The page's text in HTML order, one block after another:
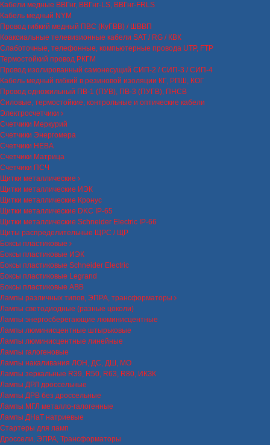
Кабели медные ВВГнг, ВВГнг-LS, ВВГнг-FRLS
Кабель медный NYM
Провод гибкий медный ПВС (КуГВВ) / ШВВП
Коаксиальные телевизионные кабели SAT / RG / КВК
Слаботочные, телефонные, компьютерные провода UTP, FTP
Термостойкий провод РКГМ
Провод изолированный самонесущий СИП-2 / СИП-3 / СИП-4
Кабель медный гибкий в резиновой изоляции КГ, РПШ, КОГ
Провод одножильный ПВ-1 (ПУВ), ПВ-3 (ПУГВ), ПНСВ
Силовые, термостойкие, контрольные и оптические кабели
Электросчетчики
Счетчики Меркурий
Счетчики Энергомера
Счетчики НЕВА
Счетчики Матрица
Счетчики ПСЧ
Щитки металлические
Щитки металлические ИЭК
Щитки металлические Кронус
Щитки металлические DKC IP-65
Щитки металлические Schneider Electric IP-66
Щиты распределительные ЩРС / ЩР
Боксы пластиковые
Боксы пластиковые ИЭК
Боксы пластиковые Schneider Electric
Боксы пластиковые Legrand
Боксы пластиковые ABB
Лампы различных типов, ЭПРА, трансформаторы
Лампы светодиодные (разные цоколи)
Лампы энергосберегающие люминисцентные
Лампы люминисцентные штырьковые
Лампы люминисцентные линейные
Лампы галогеновые
Лампы накаливания ЛОН, ДС, ДШ, МО
Лампы зеркальные R39, R50, R63, R80, ИКЗК
Лампы ДРЛ дроссельные
Лампы ДРВ без дроссельные
Лампы МГЛ металло-галогенные
Лампы ДНаТ натриевые
Стартеры для ламп
Дроссели, ЭПРА, Трансформаторы